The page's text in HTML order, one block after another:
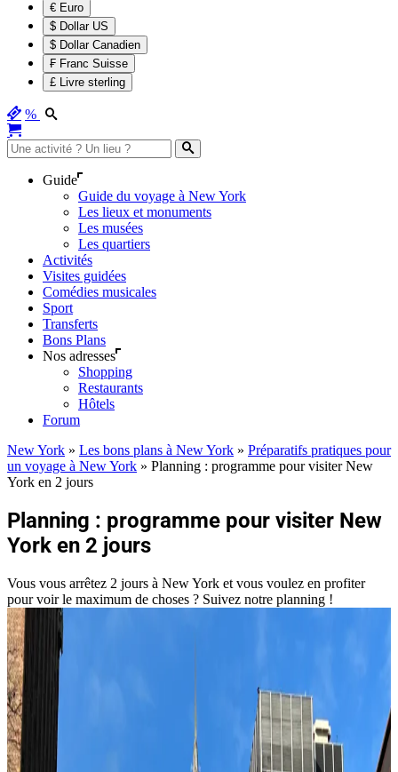
€ Euro
$ Dollar US
$ Dollar Canadien
₣ Franc Suisse
£ Livre sterling
%
Guide
Guide du voyage à New York
Les lieux et monuments
Les musées
Les quartiers
Activités
Visites guidées
Comédies musicales
Sport
Transferts
Bons Plans
Nos adresses
Shopping
Restaurants
Hôtels
Forum
New York » Les bons plans à New York » Préparatifs pratiques pour
un voyage à New York » Planning : programme pour visiter New
York en 2 jours
Planning : programme pour visiter New
York en 2 jours
Vous vous arrêtez 2 jours à New York et vous voulez en profiter
pour voir le maximum de choses ? Suivez notre planning !